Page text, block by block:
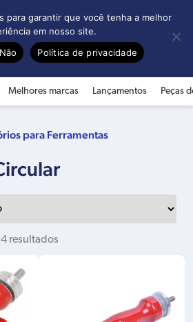
Melhores marcas Lançamentos Peças
para Ferramentas
resultados
para garantir que você tenha a melhor
em nosso site.
Não Política de privacidade